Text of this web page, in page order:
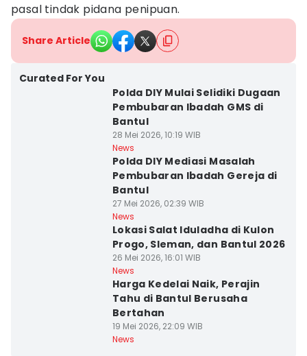
pasal tindak pidana penipuan.
Share Article
Curated For You
Polda DIY Mulai Selidiki Dugaan
Pembubaran Ibadah GMS di
Bantul
28 Mei 2026, 10:19 WIB
News
Polda DIY Mediasi Masalah
Pembubaran Ibadah Gereja di
Bantul
27 Mei 2026, 02:39 WIB
News
Lokasi Salat Iduladha di Kulon
Progo, Sleman, dan Bantul 2026
26 Mei 2026, 16:01 WIB
News
Harga Kedelai Naik, Perajin
Tahu di Bantul Berusaha
Bertahan
19 Mei 2026, 22:09 WIB
News